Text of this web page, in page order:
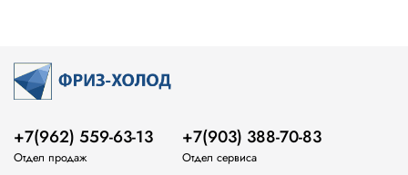
+7(962) 559-63-13
Отдел продаж
+7(903) 388-70-83
Отдел сервиса